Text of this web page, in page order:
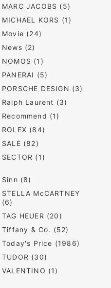
MARC JACOBS (5)
MICHAEL KORS (1)
Movie (24)
News (2)
NOMOS (1)
PANERAI (5)
PORSCHE DESIGN (3)
Ralph Laurent (3)
Recommend (1)
ROLEX (84)
SALE (82)
SECTOR (1)
Sinn (8)
STELLA McCARTNEY
(6)
TAG HEUER (20)
Tiffany & Co. (52)
Today's Price (1986)
TUDOR (30)
VALENTINO (1)